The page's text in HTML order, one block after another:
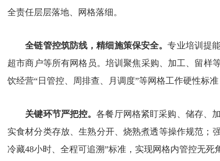
全责任层层落地、网格落细。
全链管控筑防线，精细施策保安全。专业培训提
超市商户等所有网格员。培训聚焦采购、加工、留样
饮经营“日管控、周排查、月调度”等网格工作硬性标
关键环节严把控。各餐厅网格紧盯采购、储存、
实食材分类存放、生熟分开、烧熟煮透等操作规范；
冷藏48小时、全程可追溯”标准，实现网格内管控无死